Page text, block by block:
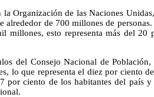
Organización de las Naciones
de 700 millones de personas.
millones, esto representa más del 20
del Consejo Nacional de Población,
lo que representa el diez por ciento
por ciento de los habitantes del país y